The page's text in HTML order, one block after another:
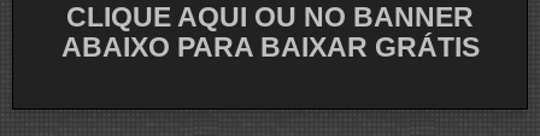
CLIQUE AQUI OU NO BANNER
ABAIXO PARA BAIXAR GRÁTIS